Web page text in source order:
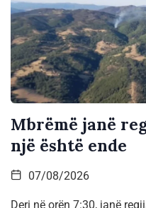
Mbrëmë janë
një është ende
07/08/2026
Deri në orën 7:30, janë